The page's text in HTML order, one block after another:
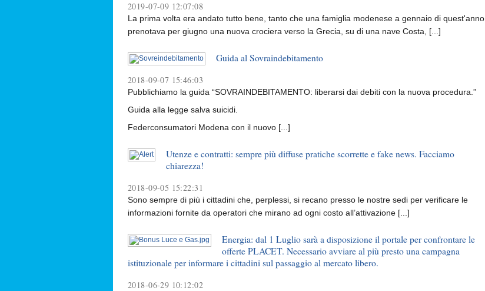
2019-07-09 12:07:08
La prima volta era andato tutto bene, tanto che una famiglia modenese a gennaio di quest'anno
prenotava per giugno una nuova crociera verso la Grecia, su di una nave Costa, [...]
Guida al Sovraindebitamento
2018-09-07 15:46:03
Pubblichiamo la guida “SOVRAINDEBITAMENTO: liberarsi dai debiti con la nuova procedura.”
Guida alla legge salva suicidi.
Federconsumatori Modena con il nuovo [...]
Utenze e contratti: sempre più diffuse pratiche scorrette e fake news. Facciamo
chiarezza!
2018-09-05 15:22:31
Sono sempre di più i cittadini che, perplessi, si recano presso le nostre sedi per verificare le
informazioni fornite da operatori che mirano ad ogni costo all’attivazione [...]
Energia: dal 1 Luglio sarà a disposizione il portale per confrontare le
offerte PLACET. Necessario avviare al più presto una campagna
istituzionale per informare i cittadini sul passaggio al mercato libero.
2018-06-29 10:12:02